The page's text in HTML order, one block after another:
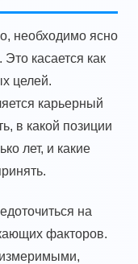
необходимо ясно
касается как
целей.
карьерный
в какой позиции
лет, и какие
на
факторов.